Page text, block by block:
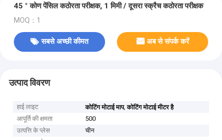
45 ° कोण पेंसिल कठोरता परीक्षक, 1 मिमी / दूसरा स्क्रैच कठोरता परीक्षक
MOQ：1
सबसे अच्छी कीमत अब से संपर्क करें
उत्पाद विवरण
हाई लाइट कोटिंग मोटाई माप,कोटिंग मोटाई मीटर है
आपूर्ति की क्षमता
500
उत्पत्ति के प्लेस
चीन